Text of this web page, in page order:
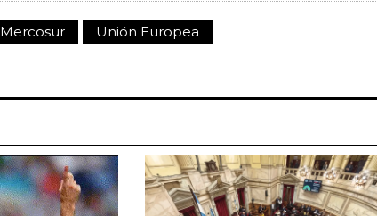
Mercosur Unión Europea